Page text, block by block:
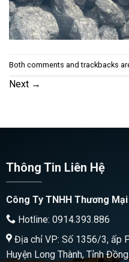
Both comments and trackbacks
Next →
Thông Tin Liên Hệ
Công Ty TNHH Thương
Hotline: 0914.393.886
Địa chỉ VP: Số 1356/3, ấp
Huyện Long Thành, Tỉnh